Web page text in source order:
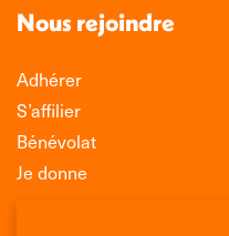
Nous rejoindre
Adhérer
S’affilier
Bénévolat
Je donne